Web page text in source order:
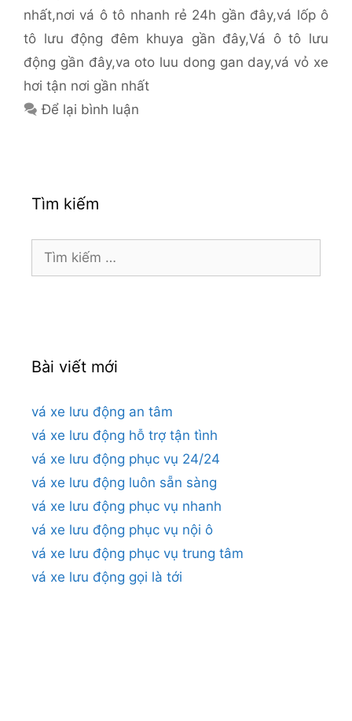
nhất,nơi vá ô tô nhanh rẻ 24h gần đây,vá lốp ô
tô lưu động đêm khuya gần đây,Vá ô tô lưu
động gần đây,va oto luu dong gan day,vá vỏ xe
hơi tận nơi gần nhất
Để lại bình luận
Tìm kiếm
Tìm
kiếm
Bài viết mới
vá xe lưu động an tâm
vá xe lưu động hỗ trợ tận tình
vá xe lưu động phục vụ 24/24
vá xe lưu động luôn sẵn sàng
vá xe lưu động phục vụ nhanh
vá xe lưu động phục vụ nội ô
vá xe lưu động phục vụ trung tâm
vá xe lưu động gọi là tới